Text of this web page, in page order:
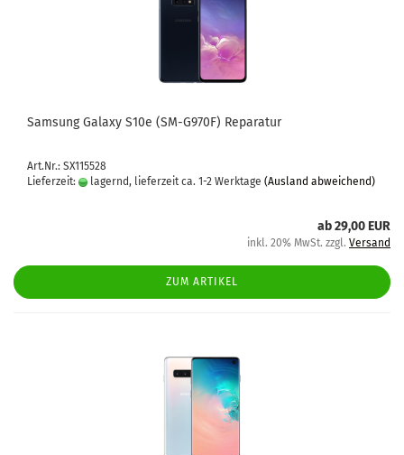
Sam­sung Ga­la­xy S10e (SM-​G970F) Re­pa­ra­tur
Art.Nr.: SX115528
Lieferzeit:
lagernd, lieferzeit ca. 1-2 Werktage (Ausland abweichend)
ab 29,00 EUR
inkl. 20% MwSt. zzgl. Versand
ZUM ARTIKEL